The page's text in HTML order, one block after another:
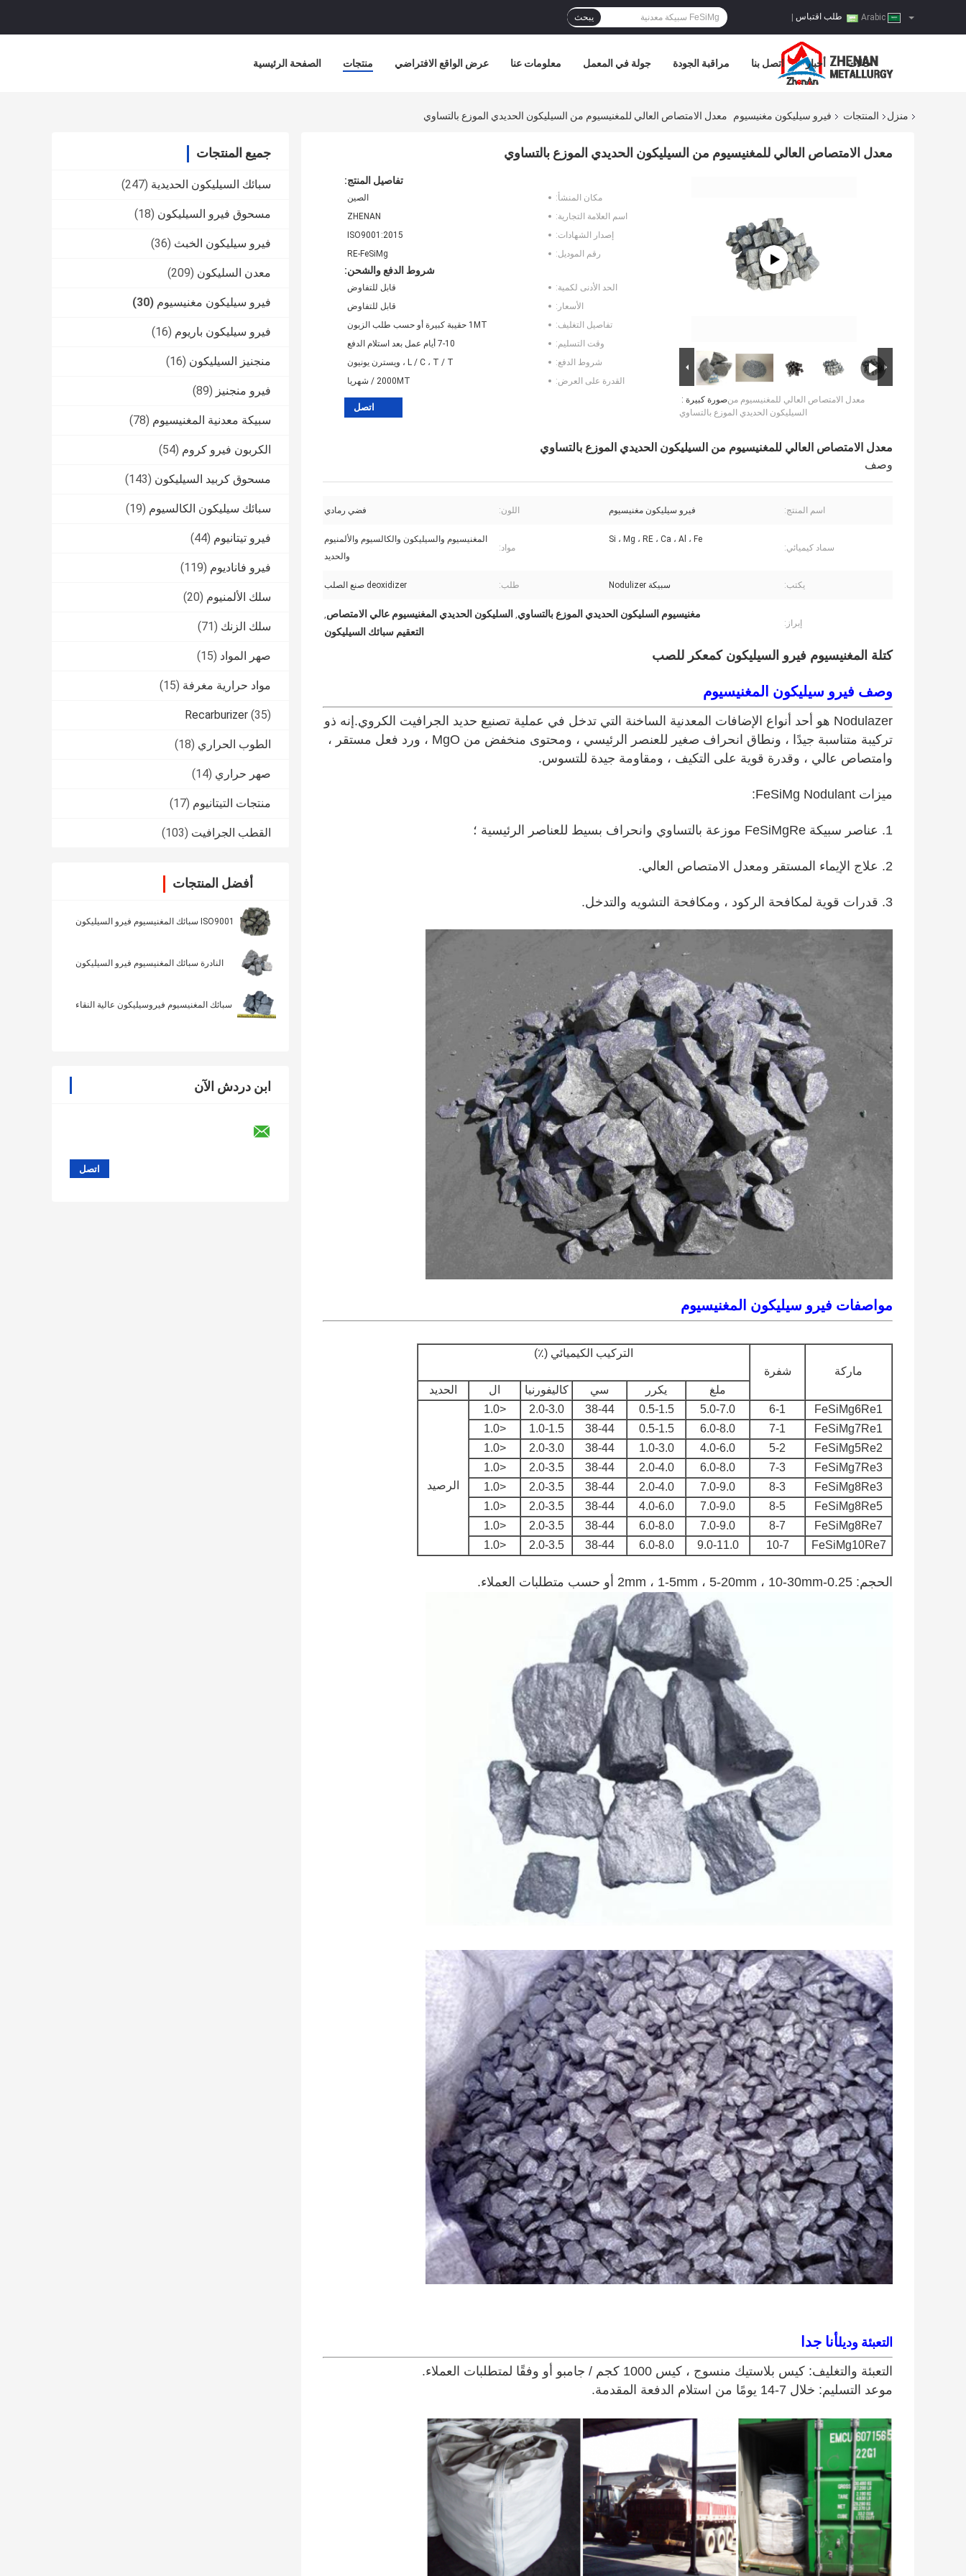
طلب اقتباس يبحث
الصفحة الرئيسية منتجات عرض الواقع الافتراضي معلومات عنا جولة في المعمل مراقبة الجودة اتصل بنا أخبار حالات
منزل المنتجات فيرو سيليكون مغنيسيوم معدل الامتصاص العالي للمغنيسيوم من السيليكون الحديدي الموزع بالتساوي
جميع المنتجات
سبائك السيليكون الحديدية (247)
مسحوق فيرو السيليكون (18)
فيرو سيليكون الخبث (36)
معدن السليكون (209)
فيرو سيليكون مغنيسيوم (30)
فيرو سيليكون باريوم (16)
منجنيز السيليكون (16)
فيرو منجنيز (89)
سبيكة معدنية المغنيسيوم (78)
الكربون فيرو كروم (54)
مسحوق كربيد السيليكون (143)
سبائك سيليكون الكالسيوم (19)
فيرو تيتانيوم (44)
فيرو فاناديوم (119)
سلك الألمنيوم (20)
سلك الزنك (71)
صهر المواد (15)
مواد حرارية مغرفة (15)
Recarburizer (35)
الطوب الحراري (18)
صهر حراري (14)
منتجات التيتانيوم (17)
القطب الجرافيت (103)
أفضل المنتجات
ISO9001 سبائك المغنيسيوم فيرو السيليكون
النادرة سبائك المغنيسيوم فيرو السيليكون
سبائك المغنيسيوم فيروسيليكون عالية النقاء
ابن دردش الآن
معدل الامتصاص العالي للمغنيسيوم من السيليكون الحديدي الموزع بالتساوي
صورة كبيرة :معدل الامتصاص العالي للمغنيسيوم من
السيليكون الحديدي الموزع بالتساوي
تفاصيل المنتج:
مكان المنشأ:
الصين
اسم العلامة التجارية:
ZHENAN
إصدار الشهادات:
ISO9001:2015
رقم الموديل:
RE-FeSiMg
شروط الدفع والشحن:
الحد الأدنى لكمية:
قابل للتفاوض
الأسعار:
قابل للتفاوض
تفاصيل التغليف:
1MT حقيبة كبيرة أو حسب طلب الزبون
وقت التسليم:
7-10 أيام عمل بعد استلام الدفع
شروط الدفع:
L / C ، T / T ، ويسترن يونيون
القدرة على العرض:
2000MT / شهريا
اتصل
معدل الامتصاص العالي للمغنيسيوم من السيليكون الحديدي الموزع بالتساوي
وصف
اسم المنتج: فيرو سيليكون مغنيسيوم اللون: فضي رمادي
سماد كيميائي:
Si ، Mg ، RE ، Ca ، Al ، Fe
مواد:
المغنيسيوم والسيليكون والكالسيوم والألمنيوم
والحديد
يكتب: سبيكة Nodulizer طلب: deoxidizer صنع الصلب
إبراز:
مغنيسيوم السليكون الحديدي الموزع بالتساوي, السليكون الحديدي المغنيسيوم عالي الامتصاص,
التعقيم سبائك السيليكون
كتلة المغنيسيوم فيرو السيليكون كمعكر للصب
وصف فيرو سيليكون المغنيسيوم
Nodulazer هو أحد أنواع الإضافات المعدنية الساخنة التي تدخل في عملية تصنيع حديد الجرافيت الكروي.إنه ذو
تركيبة متناسبة جيدًا ، ونطاق انحراف صغير للعنصر الرئيسي ، ومحتوى منخفض من MgO ، ورد فعل مستقر ،
وامتصاص عالي ، وقدرة قوية على التكيف ، ومقاومة جيدة للتسوس.
ميزات FeSiMg Nodulant:
1. عناصر سبيكة FeSiMgRe موزعة بالتساوي وانحراف بسيط للعناصر الرئيسية ؛
2. علاج الإيماء المستقر ومعدل الامتصاص العالي.
3. قدرات قوية لمكافحة الركود ، ومكافحة التشويه والتدخل.
مواصفات فيرو سيليكون المغنيسيوم
ماركة شفرة
التركيب الكيميائي (٪)
ملغ يكرر سي كاليفورنيا ال
الحديد
FeSiMg6Re1
6-1
5.0-7.0
0.5-1.5
38-44
2.0-3.0
<1.0
الرصيد
FeSiMg7Re1
7-1
6.0-8.0
0.5-1.5
38-44
1.0-1.5
<1.0
FeSiMg5Re2
5-2
4.0-6.0
1.0-3.0
38-44
2.0-3.0
<1.0
FeSiMg7Re3
7-3
6.0-8.0
2.0-4.0
38-44
2.0-3.5
<1.0
FeSiMg8Re3
8-3
7.0-9.0
2.0-4.0
38-44
2.0-3.5
<1.0
FeSiMg8Re5
8-5
7.0-9.0
4.0-6.0
38-44
2.0-3.5
<1.0
FeSiMg8Re7
8-7
7.0-9.0
6.0-8.0
38-44
2.0-3.5
<1.0
FeSiMg10Re7
10-7
9.0-11.0
6.0-8.0
38-44
2.0-3.5
<1.0
الحجم: 0.25-2mm ، 1-5mm ، 5-20mm ، 10-30mm أو حسب متطلبات العملاء.
التعبئة وديلأنا جدا
التعبئة والتغليف: كيس بلاستيك منسوج ، كيس 1000 كجم / جامبو أو وفقًا لمتطلبات العملاء.
موعد التسليم: خلال 7-14 يومًا من استلام الدفعة المقدمة.